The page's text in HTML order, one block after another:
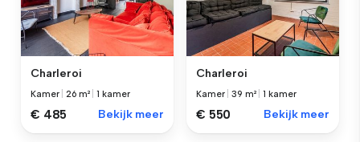
Charleroi
Kamer |26 m² |1 kamer
€ 485 Bekijk meer
Charleroi
Kamer |39 m² |1 kamer
€ 550 Bekijk meer